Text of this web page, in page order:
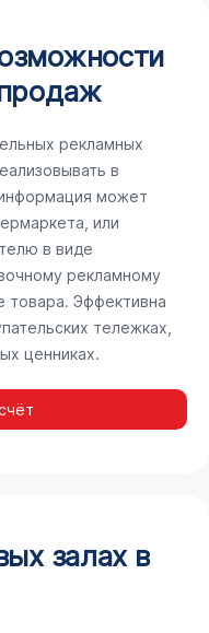
рекламных
в
может
или
в виде
рекламному
товара. Эффективна
тележках,
ценниках.
залах в